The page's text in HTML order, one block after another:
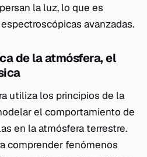
la luz, lo que es
avanzadas.
de la atmósfera, el
utiliza los principios de la
el comportamiento de
en la atmósfera terrestre.
comprender fenómenos